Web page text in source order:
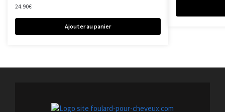
24.90€
Ajouter au panier